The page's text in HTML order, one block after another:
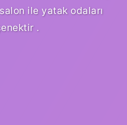
ile yatak odaları
.